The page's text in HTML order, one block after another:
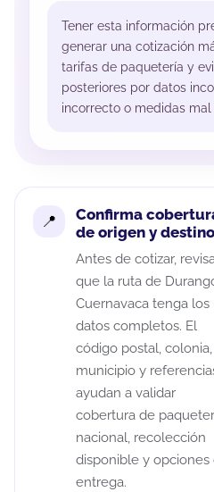
Tener esta información
generar una cotización
tarifas de paquetería y
posteriores por datos
incorrecto o medidas
Confirma
de origen y destino
Antes de cotizar,
que la ruta de
Cuernavaca tenga los
datos completos. El
código postal, colonia,
municipio y
ayudan a validar
cobertura de
nacional, recolección
disponible y opciones
entrega.